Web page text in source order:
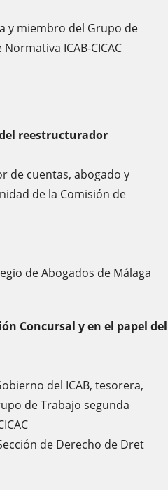
y miembro del Grupo de
ICAB-CICAC
reestructurador
de cuentas, abogado y
de la Comisión de
de Abogados de Málaga
Concursal y en el papel del
del ICAB, tesorera,
de Trabajo segunda
de Derecho de Dret